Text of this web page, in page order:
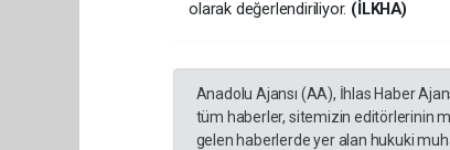
olarak değerlendiriliyor. (İLKHA)
Anadolu Ajansı (AA), İhlas Haber
tüm haberler, sitemizin editörlerinin
gelen haberlerde yer alan hukuki